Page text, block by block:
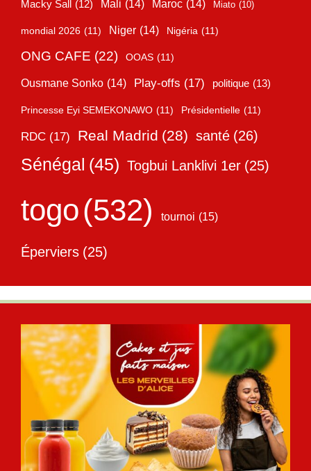
Macky Sall (12) Mali (14) Maroc (14) Miato (10)
mondial 2026 (11) Niger (14) Nigéria (11)
ONG CAFE (22) OOAS (11)
Ousmane Sonko (14) Play-offs (17) politique (13)
Princesse Eyi SEMEKONAWO (11) Présidentielle (11)
RDC (17) Real Madrid (28) santé (26)
Sénégal (45) Togbui Lanklivi 1er (25)
togo(532) tournoi (15)
Éperviers (25)